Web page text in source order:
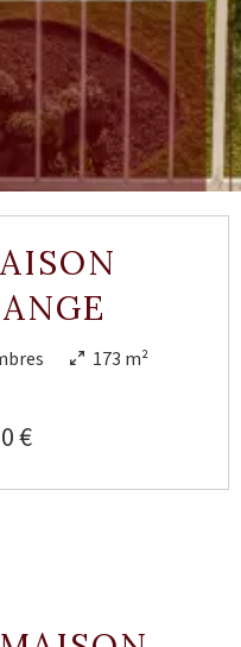
173 m²
€